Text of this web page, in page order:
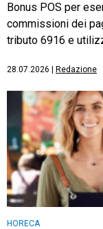
Bonus POS per
commissioni dei
tributo 6916 e
28.07.2026 Redazione
HORECA